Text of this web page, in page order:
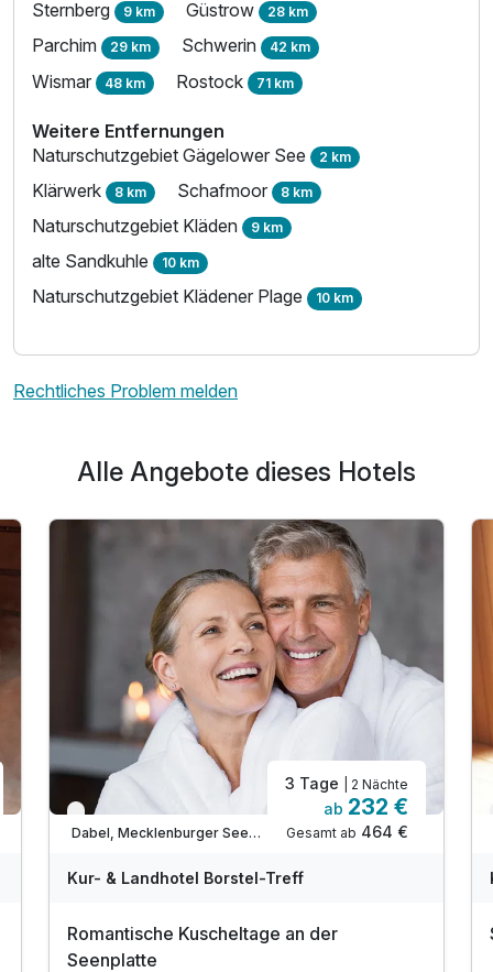
Sternberg 9 km Güstrow 28 km
Parchim 29 km Schwerin 42 km
Wismar 48 km Rostock 71 km
Weitere Entfernungen
Naturschutzgebiet Gägelower See 2 km
Klärwerk 8 km Schafmoor 8 km
Naturschutzgebiet Kläden 9 km
alte Sandkuhle 10 km
Naturschutzgebiet Klädener Plage 10 km
Rechtliches Problem melden
Alle Angebote dieses Hotels
Verfügbar bis Dezember
Dabel, Mecklenburger Seenplatte
3 Tage | 2 Nächte
ab 232 €
Gesamt ab 464 €
Kur- & Landhotel Borstel-Treff
Romantische Kuscheltage an der
Seenplatte